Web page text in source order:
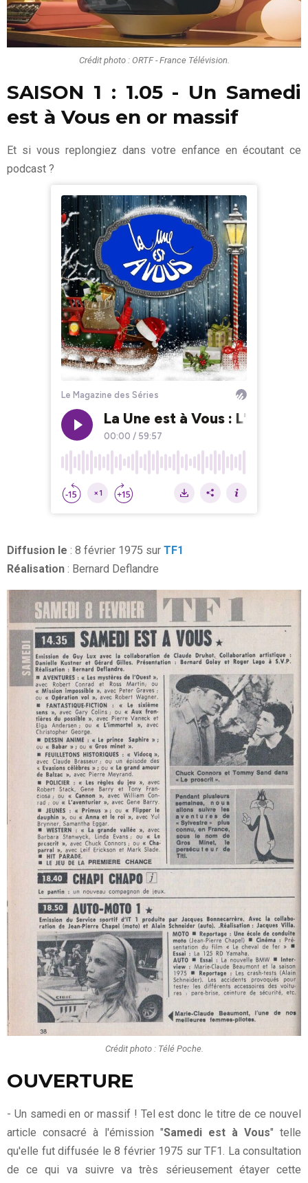
Crédit photo : ORTF - France Télévision.
SAISON 1 : 1.05 - Un Samedi
est à Vous en or massif
Et si vous replongiez dans votre enfance en écoutant ce
podcast ?
Diffusion le : 8 février 1975 sur TF1
Réalisation : Bernard Deflandre
Crédit photo : Télé Poche.
OUVERTURE
- Un samedi en or massif ! Tel est donc le titre de ce nouvel
article consacré à l'émission "Samedi est à Vous" telle
qu'elle fut diffusée le 8 février 1975 sur TF1. La consultation
de ce qui va suivre va très sérieusement étayer cette